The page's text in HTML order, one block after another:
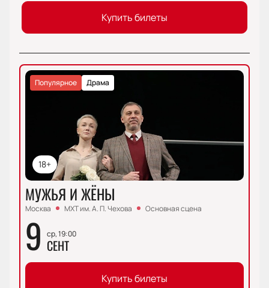
Купить билеты
18+
Драма
Популярное
МУЖЬЯ И ЖЁНЫ
Москва МХТ им. А. П. Чехова Основная сцена
9 ср, 19:00
СЕНТ
Купить билеты